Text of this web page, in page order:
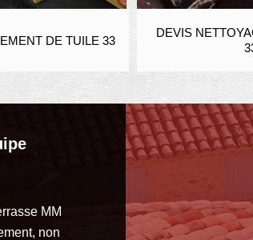
DE TUILE 33
DEVIS
MM
non